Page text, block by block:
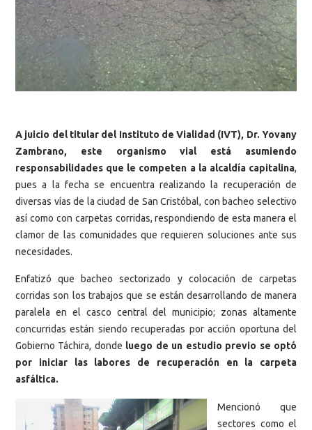
A juicio del titular del Instituto de Vialidad (IVT), Dr. Yovany
Zambrano, este organismo vial está asumiendo
responsabilidades que le competen a la alcaldía capitalina,
pues a la fecha se encuentra realizando la recuperación de
diversas vías de la ciudad de San Cristóbal, con bacheo selectivo
así como con carpetas corridas, respondiendo de esta manera el
clamor de las comunidades que requieren soluciones ante sus
necesidades.
Enfatizó que bacheo sectorizado y colocación de carpetas
corridas son los trabajos que se están desarrollando de manera
paralela en el casco central del municipio; zonas altamente
concurridas están siendo recuperadas por acción oportuna del
Gobierno Táchira, donde luego de un estudio previo se optó
por iniciar las labores de recuperación en la carpeta
asfáltica.
Mencionó que
sectores como el